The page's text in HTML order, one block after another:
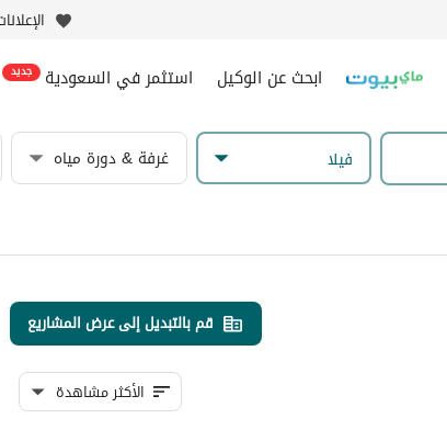
ابحث عن الوكيل استثمر في السعودية جديد
فیلا غرفة & دورة مياه
قم بالتبديل إلى عرض المشاريع
الأكثر مشاهدة